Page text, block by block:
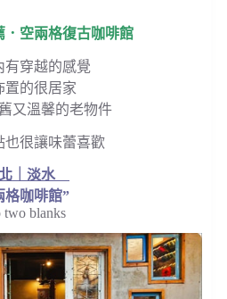
．空兩格復古咖啡館
有穿越的感覺
置的很居家
又溫馨的老物件
也很讓味蕾喜歡
｜淡水
格咖啡館”
two blanks